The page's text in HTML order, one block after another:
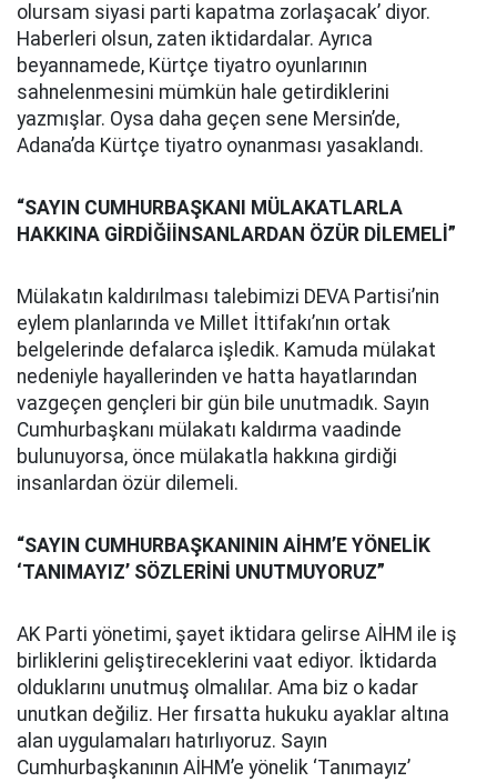
olursam siyasi parti kapatma zorlaşacak’ diyor.
Haberleri olsun, zaten iktidardalar. Ayrıca
beyannamede, Kürtçe tiyatro oyunlarının
sahnelenmesini mümkün hale getirdiklerini
yazmışlar. Oysa daha geçen sene Mersin’de,
Adana’da Kürtçe tiyatro oynanması yasaklandı.
“SAYIN CUMHURBAŞKANI MÜLAKATLARLA
HAKKINA GİRDİĞİİNSANLARDAN ÖZÜR DİLEMELİ”
Mülakatın kaldırılması talebimizi DEVA Partisi’nin
eylem planlarında ve Millet İttifakı’nın ortak
belgelerinde defalarca işledik. Kamuda mülakat
nedeniyle hayallerinden ve hatta hayatlarından
vazgeçen gençleri bir gün bile unutmadık. Sayın
Cumhurbaşkanı mülakatı kaldırma vaadinde
bulunuyorsa, önce mülakatla hakkına girdiği
insanlardan özür dilemeli.
“SAYIN CUMHURBAŞKANININ AİHM’E YÖNELİK
‘TANIMAYIZ’ SÖZLERİNİ UNUTMUYORUZ”
AK Parti yönetimi, şayet iktidara gelirse AİHM ile iş
birliklerini geliştireceklerini vaat ediyor. İktidarda
olduklarını unutmuş olmalılar. Ama biz o kadar
unutkan değiliz. Her fırsatta hukuku ayaklar altına
alan uygulamaları hatırlıyoruz. Sayın
Cumhurbaşkanının AİHM’e yönelik ‘Tanımayız’